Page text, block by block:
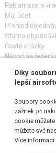
Reklamace a
Můj účet
Přehled
Storno
Časté otázky
Návod na řešení
PŘIHLAŠ SE K
SLEDUJ NÁS
Díky
lepší
Soubory
zážitek při
cookie
můžete své
Více informací